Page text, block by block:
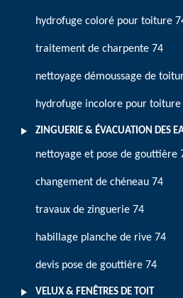
hydrofuge coloré pour toiture
traitement de charpente 74
nettoyage démoussage de
hydrofuge incolore pour toiture
ZINGUERIE & ÉVACUATION DES
nettoyage et pose de gouttière
changement de chéneau 74
travaux de zinguerie 74
habillage planche de rive 74
devis pose de gouttière 74
VELUX & FENÊTRES DE TOIT